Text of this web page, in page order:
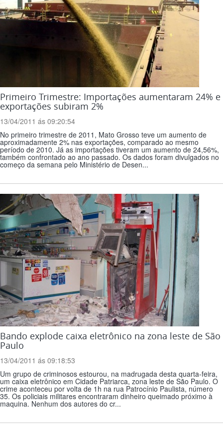
Primeiro Trimestre: Importações aumentaram 24% e
exportações subiram 2%
13/04/2011 ás 09:20:54
No primeiro trimestre de 2011, Mato Grosso teve um aumento de
aproximadamente 2% nas exportações, comparado ao mesmo
período de 2010. Já as importações tiveram um aumento de 24,56%,
também confrontado ao ano passado. Os dados foram divulgados no
começo da semana pelo Ministério de Desen...
Bando explode caixa eletrônico na zona leste de São
Paulo
13/04/2011 ás 09:18:53
Um grupo de criminosos estourou, na madrugada desta quarta-feira,
um caixa eletrônico em Cidade Patriarca, zona leste de São Paulo. O
crime aconteceu por volta de 1h na rua Patrocínio Paulista, número
35. Os policiais militares encontraram dinheiro queimado próximo à
maquina. Nenhum dos autores do cr...